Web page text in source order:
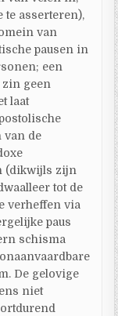
te asserteren),
van
pausen in
een
zin geen
laat
van de
(dikwijls zijn
tot de
verheffen via
paus
schisma
De gelovige
niet